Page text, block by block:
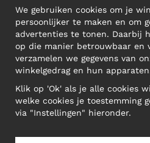
SOCIAL
ZAKELIJK
Narva mnt 5, EE-
Reg:
We gebruiken cookies om je
persoonlijker te maken en om
advertenties te tonen. Daarbij
op die manier betrouwbaar en
verzamelen we gegevens van
winkelgedrag en hun
Klik op 'Ok' als je alle cookies
welke cookies je toestemming
via "Instellingen" hieronder.